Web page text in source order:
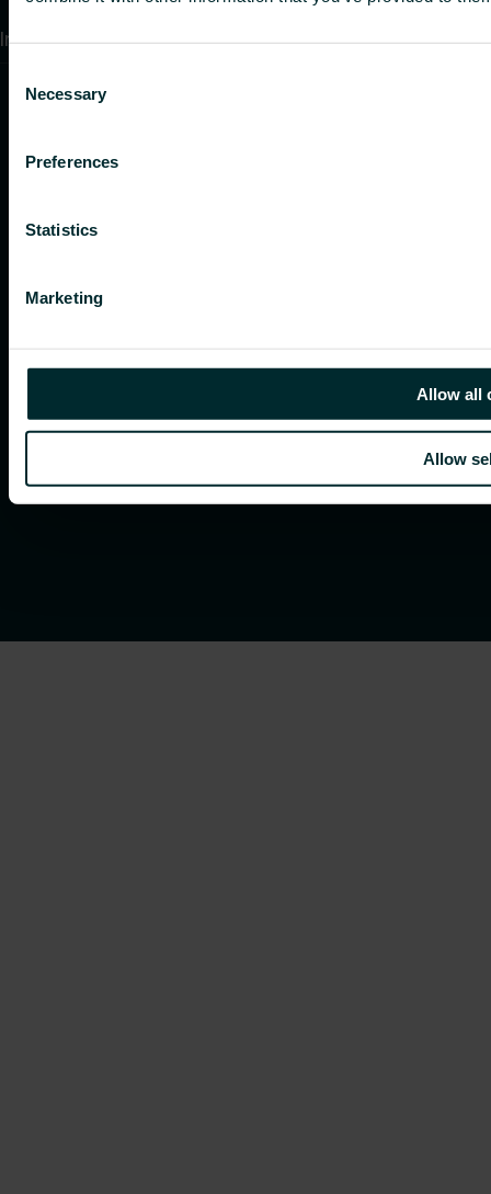
Selection
Necessary
Preferences
Statistics
Marketing
Allow all
Allow
Integritetspolicy